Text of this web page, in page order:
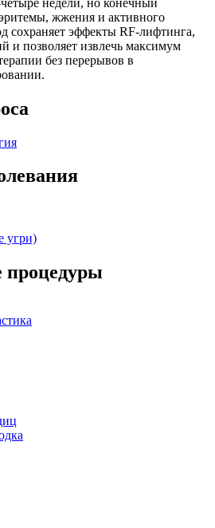
жжения и активного
сохраняет эффекты RF‑лифтинга,
и позволяет извлечь максимум
без перерывов в
угри)
процедуры